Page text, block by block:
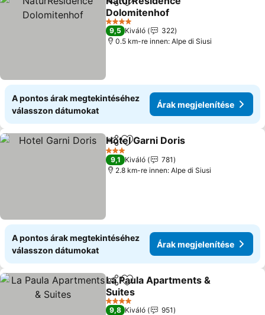
Megosztás
Hozzáadás a kedvencekhez
Dolomitenhof
Árak megjelenítése
4 Kategória
9,5 Kiváló
322
0.5 km-re innen: Alpe di Siusi
A pontos árak megtekintéséhez
válasszon dátumokat
Árak megjelenítése
Megosztás
Hozzáadás a kedvencekhez
Hotel Garni Doris
3 Kategória
9,1 Kiváló
781
2.8 km-re innen: Alpe di Siusi
A pontos árak megtekintéséhez
válasszon dátumokat
Árak megjelenítése
Megosztás
Hozzáadás a kedvencekhez
La Paula Apartments &
Suites
Árak megjelenítése
4 Kategória
9,8 Kiváló
951